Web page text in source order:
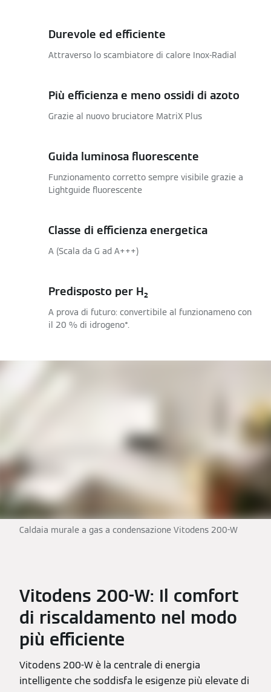
Durevole ed efficiente
Attraverso lo scambiatore di calore Inox-Radial
Più efficienza e meno ossidi di azoto
Grazie al nuovo bruciatore MatriX Plus
Guida luminosa fluorescente
Funzionamento corretto sempre visibile grazie a
Lightguide fluorescente
Classe di efficienza energetica
A (Scala da G ad A+++)
Predisposto per H₂
A prova di futuro: convertibile al funzionameno con
il 20 % di idrogeno*.
Caldaia murale a gas a condensazione Vitodens 200-W
Vitodens 200-W: Il comfort
di riscaldamento nel modo
più efficiente
Vitodens 200-W è la centrale di energia
intelligente che soddisfa le esigenze più elevate di